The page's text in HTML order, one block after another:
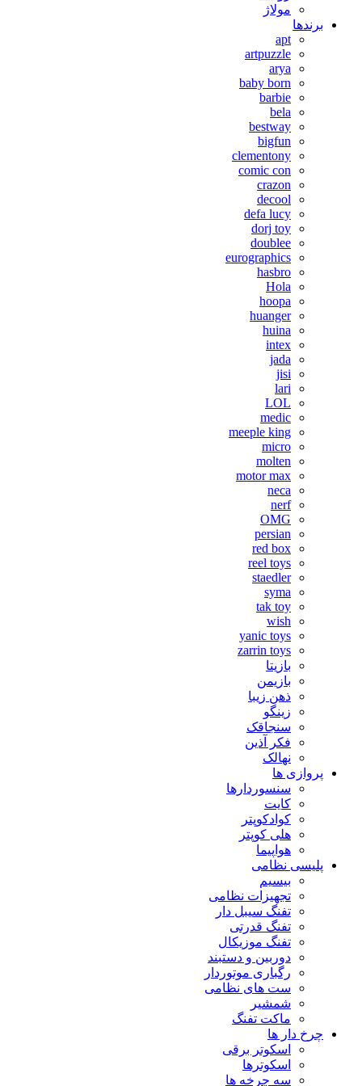
مولاژ
برندها
artpuzzle
arya
baby born
barbie
bela
bestway
bigfun
clementony
comic con
crazon
decool
defa lucy
dorj toy
doublee
eurographics
hasbro
Hola
hoopa
huanger
huina
intex
jada
LOL
medic
meeple king
micro
molten
motor max
neca
nerf
OMG
persian
red box
reel toys
staedler
syma
tak toy
wish
yanic toys
zarrin toys
بازیتا
بازیمن
ذهن زیبا
زینگو
سنجاقک
فکر آذین
نهالک
پروازی ها
سنسوردارها
کایت
کوادکوپتر
هلی کوپتر
هواپیما
پلیسی نظامی
بیسیم
تجهیزات نظامی
تفنگ سیبل دار
تفنگ قدرتی
تفنگ موزیکال
دوربین و دستبند
رگباری موتوردار
ست های نظامی
شمشیر
ماکت تفنگ
چرخ دار ها
اسکوتر برقی
اسکوترها
سه چرخه ها